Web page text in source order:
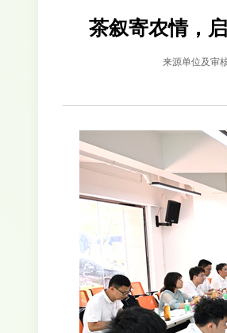
茶叙寄农情，
来源单位及审